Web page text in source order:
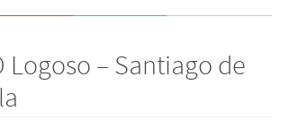
Logoso – Santiago de